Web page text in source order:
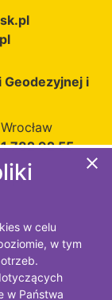
i
782 92 55
w celu
w tym
w Państwa
close